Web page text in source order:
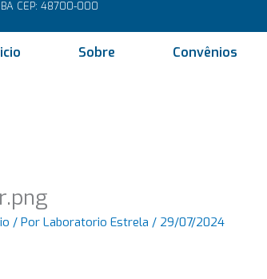
CEP: 48700-000
Sobre Convênios
/ PorLaboratorio Estrela/ 29/07/2024